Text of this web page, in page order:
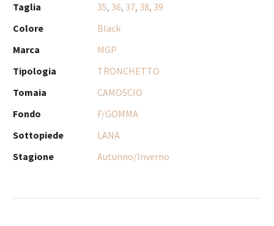
Taglia 35, 36, 37, 38, 39
Colore
Black
Marca
MGP
Tipologia
TRONCHETTO
Tomaia
CAMOSCIO
Fondo
F/GOMMA
Sottopiede
LANA
Stagione
Autunno/Inverno